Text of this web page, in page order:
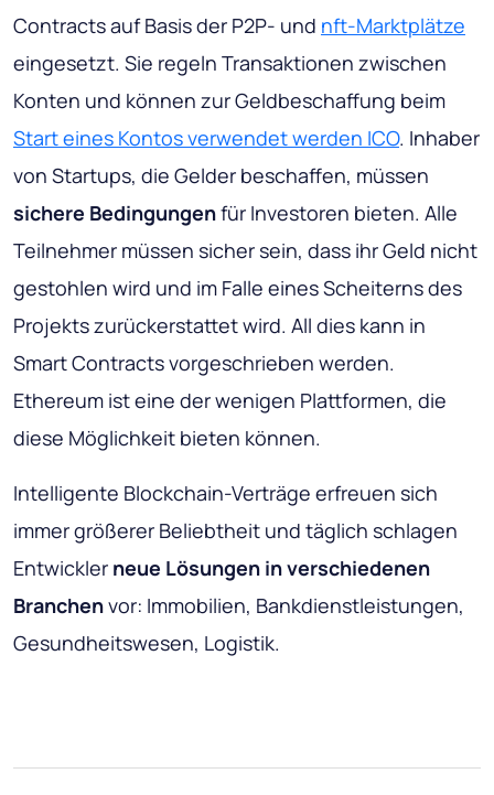
Contracts auf Basis der P2P- und nft-Marktplätze
eingesetzt. Sie regeln Transaktionen zwischen
Konten und können zur Geldbeschaffung beim
Start eines Kontos verwendet werden ICO. Inhaber
von Startups, die Gelder beschaffen, müssen
sichere Bedingungenfür Investoren bieten. Alle
Teilnehmer müssen sicher sein, dass ihr Geld nicht
gestohlen wird und im Falle eines Scheiterns des
Projekts zurückerstattet wird. All dies kann in
Smart Contracts vorgeschrieben werden.
Ethereum ist eine der wenigen Plattformen, die
diese Möglichkeit bieten können.
Intelligente Blockchain-Verträge erfreuen sich
immer größerer Beliebtheit und täglich schlagen
Entwickler neue Lösungen in verschiedenen
Branchenvor: Immobilien, Bankdienstleistungen,
Gesundheitswesen, Logistik.